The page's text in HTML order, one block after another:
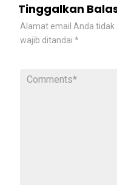
Tinggalkan
Alamat email Anda tidak
wajib ditandai *